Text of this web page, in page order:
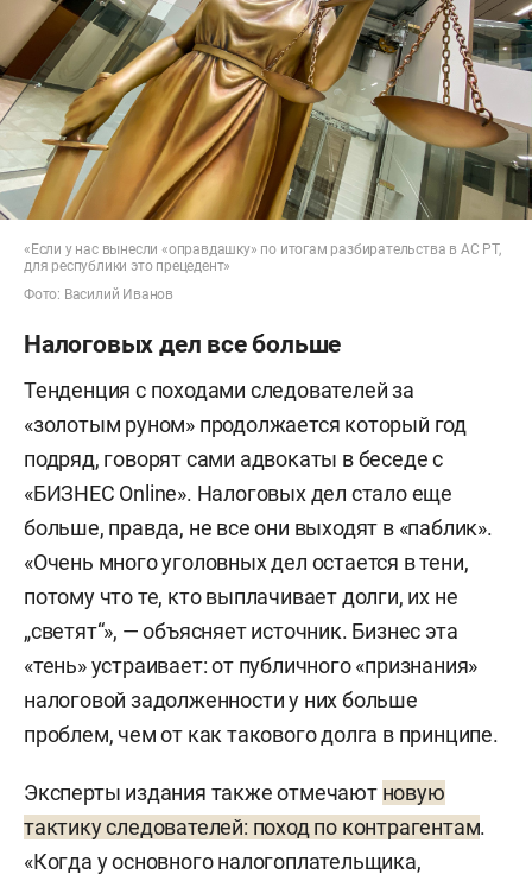
«Если у нас вынесли «оправдашку» по итогам разбирательства в АС РТ,
для республики это прецедент»
Фото: Василий Иванов
Налоговых дел все больше
Тенденция с походами следователей за
«золотым руном» продолжается который год
подряд, говорят сами адвокаты в беседе с
«БИЗНЕС Online». Налоговых дел стало еще
больше, правда, не все они выходят в «паблик».
«Очень много уголовных дел остается в тени,
потому что те, кто выплачивает долги, их не
„светят“», — объясняет источник. Бизнес эта
«тень» устраивает: от публичного «признания»
налоговой задолженности у них больше
проблем, чем от как такового долга в принципе.
Эксперты издания также отмечают новую
тактику следователей: поход по контрагентам.
«Когда у основного налогоплательщика,